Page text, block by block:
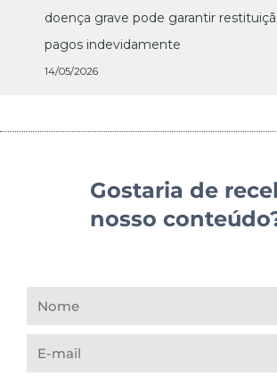
doença grave pode garantir
pagos indevidamente
14/05/2026
Gostaria de
nosso